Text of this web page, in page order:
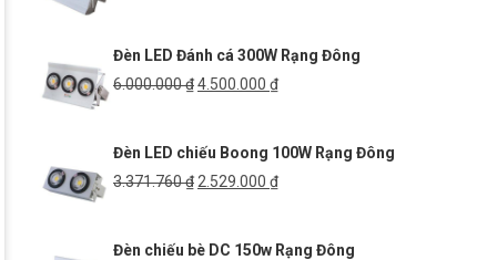
4.500.000 ₫. là:
3.375.000 ₫.
Đèn LED Đánh cá 300W Rạng Đông
6.000.000₫Giá
6.000.000 ₫.
4.500.000 ₫Giá
là:
4.500.000 ₫.
Đèn LED chiếu Boong 100W Rạng Đông
3.371.760₫ Giá
3.371.760 ₫.
2.529.000 ₫Giá
là:
Đèn chiếu bè DC 150w Rạng Đông